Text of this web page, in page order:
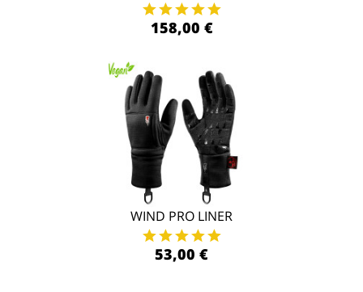
158,00 €
WIND PRO LINER
53,00 €